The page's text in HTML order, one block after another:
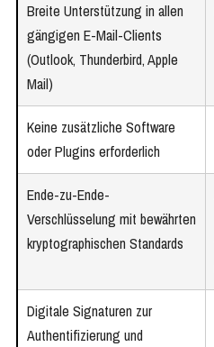
Breite Unterstützung in allen
gängigen E-Mail-Clients
(Outlook, Thunderbird, Apple
Mail)
Keine zusätzliche Software
oder Plugins erforderlich
Ende-zu-Ende-
Verschlüsselung mit bewährten
kryptographischen Standards
Digitale Signaturen zur
Authentifizierung und